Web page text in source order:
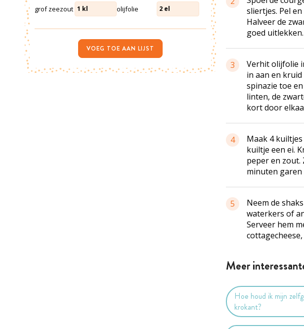
sliertjes. Pel
Halveer de
goed uitlekken.
3
Verhit olijfolie
in aan en kruid
spinazie toe
linten, de
kort door
4
Maak 4
kuiltje een ei.
peper en zout.
minuten garen
5
Neem de
waterkers of
Serveer hem
Meer
Hoe houd ik mijn
krokant?
grof zeezout 1 kl olijfolie 2 el
VOEG TOE AAN LIJST